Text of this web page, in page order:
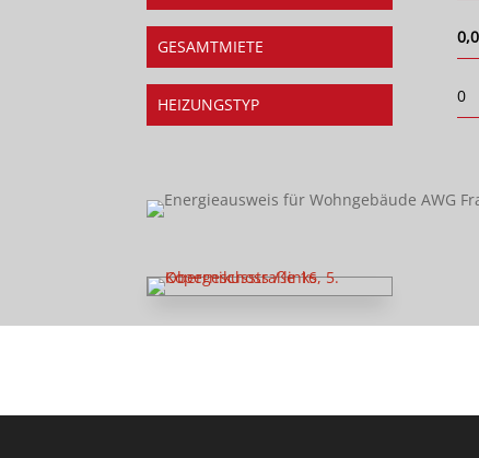
GESAMTMIETE
HEIZUNGSTYP 0